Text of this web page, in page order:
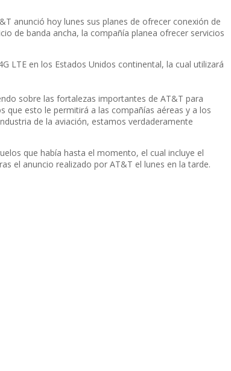
anunció hoy lunes sus planes de ofrecer conexión de
de banda ancha, la compañí­a planea ofrecer servicios
LTE en los Estados Unidos continental, la cual utilizará
sobre las fortalezas importantes de AT&T para
que esto le permitirá a las compañí­as aéreas y a los
de la aviación, estamos verdaderamente
que habí­a hasta el momento, el cual incluye el
el anuncio realizado por AT&T el lunes en la tarde.